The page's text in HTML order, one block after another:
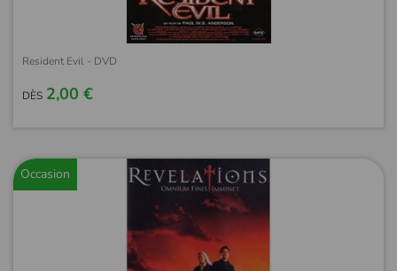
Resident Evil - DVD
DÈS 2,00 €
Occasion